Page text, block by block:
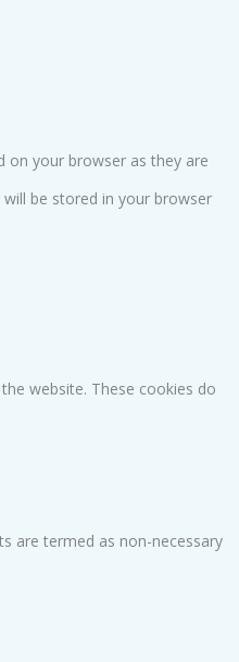
on your browser as they are
be stored in your browser
website. These cookies do
are termed as non-necessary